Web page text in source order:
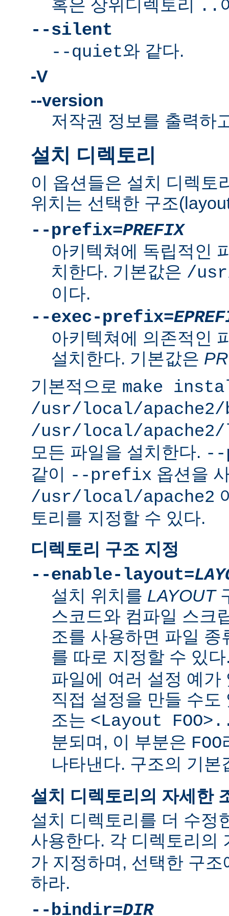
혹은 상위디렉토리 ..
--silent
--quiet와 같다.
-V
--version
저작권 정보를 출력하
설치 디렉토리
이 옵션들은 설치 디렉토
위치는 선택한 구조
--prefix=PREFIX
아키텍쳐에 독립적인
치한다. 기본값은 /
이다.
--exec-prefix=
아키텍쳐에 의존적인
설치한다. 기본값은
기본적으로 make
/usr/local/
/usr/local/
모든 파일을 설치한다. --
같이
--prefix 옵션을
/usr/local/apache2
토리를 지정할 수 있다.
디렉토리 구조 지정
--enable-layout=
설치 위치를 LAYOUT
스코드와 컴파일 스크
조를 사용하면 파일
를 따로 지정할 수 있
파일에 여러 설정 예가
직접 설정을 만들 수도
조는 <Layout
분되며, 이 부분은 FOO
나타낸다. 구조의 기
설치 디렉토리의 자세한
설치 디렉토리를 더 수정
사용한다. 각 디렉토리의
가 지정하며, 선택한 구
하라.
--bindir=DIR